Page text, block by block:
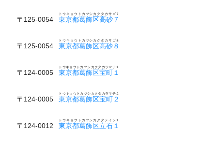
〒125-0054 東京都葛飾区高砂７
トウキョウトカツシカクタカサゴ７
〒125-0054 東京都葛飾区高砂８
トウキョウトカツシカクタカサゴ８
〒124-0005 東京都葛飾区宝町１
トウキョウトカツシカクタカラマチ１
〒124-0005 東京都葛飾区宝町２
トウキョウトカツシカクタカラマチ２
〒124-0012 東京都葛飾区立石１
トウキョウトカツシカクタテイシ１